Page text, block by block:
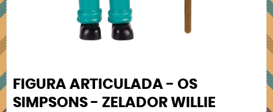
FIGURA ARTICULADA - OS
SIMPSONS - ZELADOR WILLIE